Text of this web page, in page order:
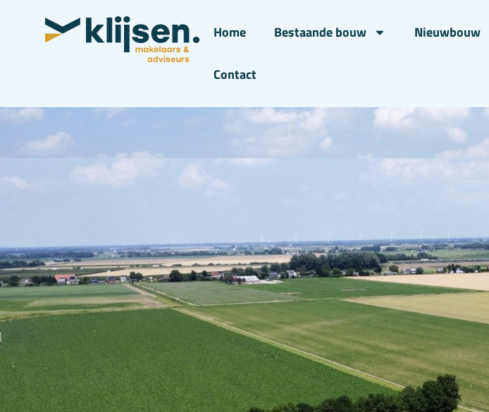
Home Bestaande bouw Nieuwbouw
Contact